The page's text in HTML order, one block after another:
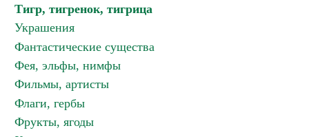
Тигр, тигренок, тигрица
Украшения
Фантастические существа
Фея, эльфы, нимфы
Фильмы, артисты
Флаги, гербы
Фрукты, ягоды